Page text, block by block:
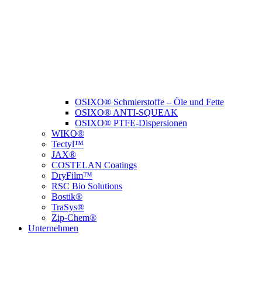
OSIXO® Schmierstoffe – Öle und Fette
OSIXO® ANTI-SQUEAK
OSIXO® PTFE-Dispersionen
WIKO®
Tectyl™
JAX®
COSTELAN Coatings
DryFilm™
RSC Bio Solutions
Bostik®
TraSys®
Zip-Chem®
Unternehmen